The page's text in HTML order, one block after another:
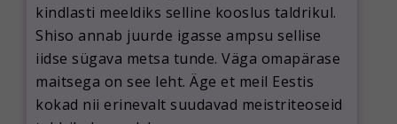
kindlasti meeldiks selline kooslus taldrikul.
Shiso annab juurde igasse ampsu sellise
iidse sügava metsa tunde. Väga omapärase
maitsega on see leht. Äge et meil Eestis
kokad nii erinevalt suudavad meistriteoseid